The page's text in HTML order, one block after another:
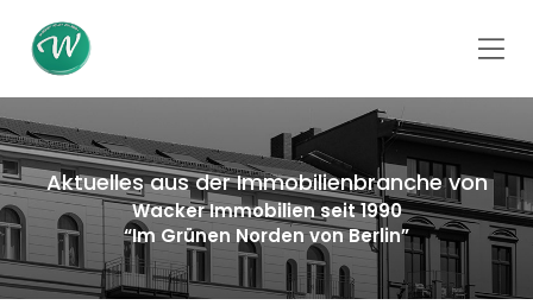
Aktuelles aus der Immobilienbranche von
Wacker Immobilien seit 1990
“Im Grünen Norden von Berlin”